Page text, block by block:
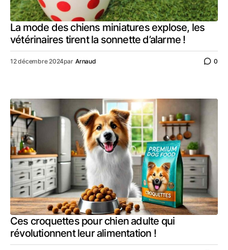
La mode des chiens miniatures explose, les
vétérinaires tirent la sonnette d’alarme !
12 décembre 2024par Arnaud 0
Ces croquettes pour chien adulte qui
révolutionnent leur alimentation !